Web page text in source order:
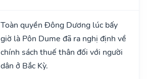
Toàn quyền Đông Dương lúc bấy
giờ là Pôn Dume đã ra nghị định về
chính sách thuế thân đối với người
dân ở Bắc Kỳ.